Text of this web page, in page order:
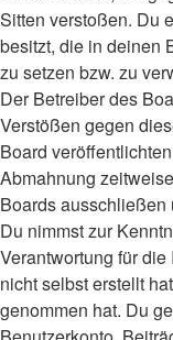
Sitten verstoßen. Du
besitzt, die in deinen
zu setzen bzw. zu
Der Betreiber des
Verstößen gegen
Board
Abmahnung
Boards ausschließen
Du nimmst zur
Verantwortung für
nicht selbst erstellt
genommen hat. Du